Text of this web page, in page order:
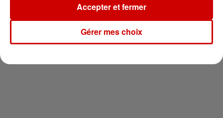
Newsletter
Gérer mes choix
Accepter et fermer